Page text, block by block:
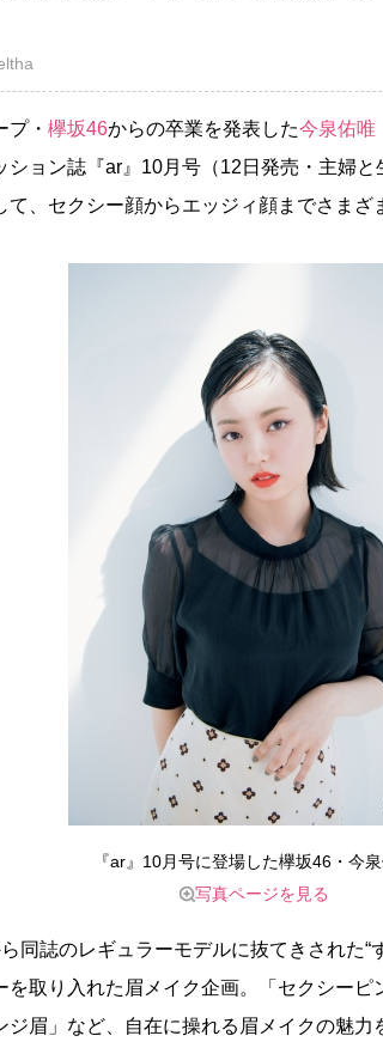
・ 欅坂46からの卒業を発表した今泉佑唯
ション誌『ar』10月号（12日発売・主婦と
て、セクシー顔からエッジィ顔までさまざ
『ar』10月号に登場した欅坂46・今
写真ページを見る
同誌のレギュラーモデルに抜てきされた“
を取り入れた眉メイク企画。「セクシーピ
ジ眉」など、自在に操れる眉メイクの魅力